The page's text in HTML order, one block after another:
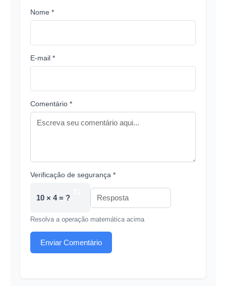
Nome *
E-mail *
Comentário *
Verificação de segurança *
10 × 4 = ?
Resolva a operação matemática acima
Enviar Comentário